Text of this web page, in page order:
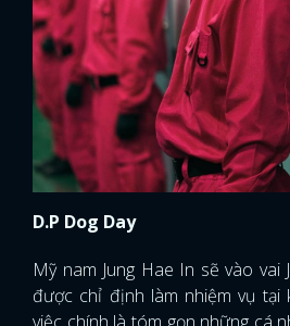
D.P Dog Day
Mỹ nam Jung Hae In sẽ vào vai
được chỉ định làm nhiệm vụ tại